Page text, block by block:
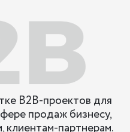
B2B-проектов для
продаж бизнесу,
клиентам-партнерам.